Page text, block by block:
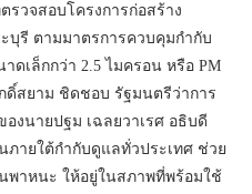
รวจสอบโครงการก่อสร้าง
บุรี ตามมาตรการควบคุมกำกับ
เล็กกว่า 2.5 ไมครอน หรือ PM
ดิ์สยาม ชิดชอบ รัฐมนตรีว่าการ
งนายปฐม เฉลยวาเรศ อธิบดี
ายใต้กำกับดูแลทั่วประเทศ ช่วย
พาหนะ ให้อยู่ในสภาพที่พร้อมใช้